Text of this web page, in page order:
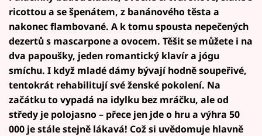
ricottou a se špenátem, z banánového těsta a
nakonec flambované. A k tomu spousta nepečených
dezertů s mascarpone a ovocem. Těšit se můžete i na
dva papoušky, jeden romantický klavír a jógu
smíchu. I když mladé dámy bývají hodně soupeřivé,
tentokrát rehabilitují své ženské pokolení. Na
začátku to vypadá na idylku bez mráčku, ale od
středy je polojasno – přece jen jde o hru a výhra 50
000 je stále stejně lákavá! Což si uvědomuje hlavně